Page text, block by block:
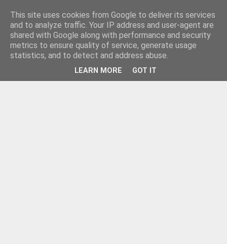
This site uses cookies from Google to deliver its services
and to analyze traffic. Your IP address and user-agent are
shared with Google along with performance and security
metrics to ensure quality of service, generate usage
statistics, and to detect and address abuse.
LEARN MORE GOT IT